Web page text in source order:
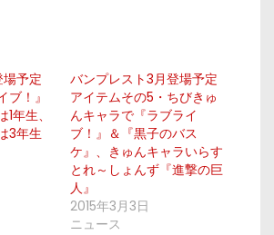
予定
ブ！』
年生、
3年生
バンプレスト3月登場予定
アイテムその5・ちびきゅ
んキャラで『ラブライ
ブ！』＆『黒子のバス
ケ』、きゅんキャラいらす
とれ～しょんず『進撃の巨
人』
2015年3月3日
ニュース